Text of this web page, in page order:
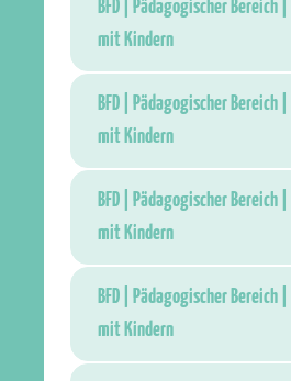
BFD | Pädagogischer
mit Kindern
BFD | Pädagogischer
mit Kindern
BFD | Pädagogischer
mit Kindern
BFD | Pädagogischer
mit Kindern